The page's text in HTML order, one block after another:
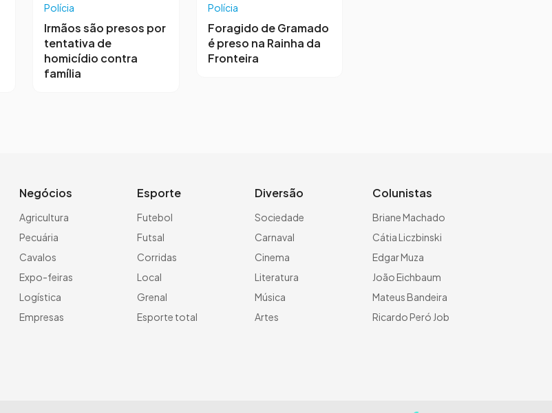
Polícia
Irmãos são presos por
tentativa de
homicídio contra
família
Polícia
Foragido de Gramado
é preso na Rainha da
Fronteira
Negócios
Agricultura
Pecuária
Cavalos
Expo-feiras
Logística
Empresas
Esporte
Futebol
Futsal
Corridas
Local
Grenal
Esporte total
Diversão
Sociedade
Carnaval
Cinema
Literatura
Música
Artes
Colunistas
Briane Machado
Cátia Liczbinski
Edgar Muza
João Eichbaum
Mateus Bandeira
Ricardo Peró Job